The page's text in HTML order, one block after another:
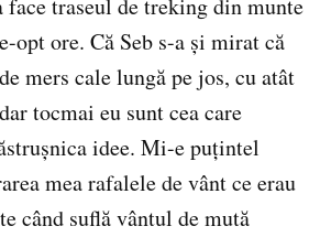
traseul de treking din munte
opt ore. Că Seb s-a și mirat că
mers cale lungă pe jos, cu atât
tocmai eu sunt cea care
idee. Mi-e puțintel
mea rafalele de vânt ce erau
când suflă vântul de mută